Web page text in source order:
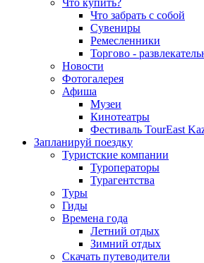
Что купить?
Что забрать с собой
Сувениры
Ремесленники
Торгово -
Новости
Фотогалерея
Афиша
Музеи
Кинотеатры
Фестиваль TourEast
Запланируй поездку
Туристские компании
Туроператоры
Турагентства
Туры
Гиды
Времена года
Летний отдых
Зимний отдых
Скачать путеводители